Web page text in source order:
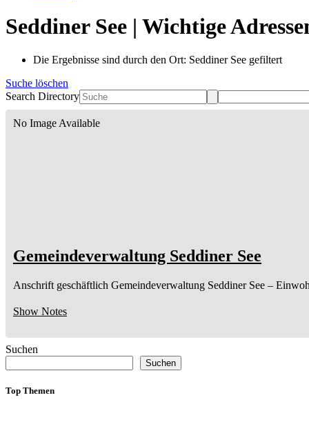
Seddiner See | Wichtige
Die Ergebnisse sind durch den Ort: Seddiner See gefiltert
Suche löschen
Search Directory
No Image Available
Gemeindeverwaltung Seddiner See
Anschrift geschäftlich Gemeindeverwaltung Seddiner See –
Show Notes
Suchen
Suchen
Top Themen